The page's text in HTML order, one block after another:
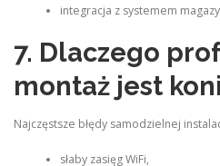
integracja z systemem
7. Dlaczego
montaż jest
Najczęstsze błędy samodzielnej
słaby zasięg WiFi,